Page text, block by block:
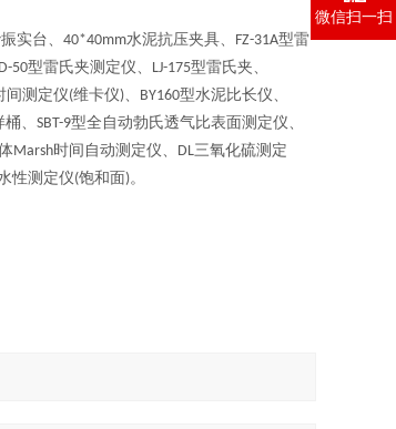
实台、 40*40mm水泥抗压夹具、 FZ-31A型雷
50型雷氏夹测定仪、 LJ-175型雷氏夹、
间测定仪(维卡仪)、 BY160型水泥比长仪、
、 SBT-9型全自动勃氏透气比表面测定仪、
Marsh时间自动测定仪、 DL三氧化硫测定
性测定仪(饱和面)。
微信扫一扫